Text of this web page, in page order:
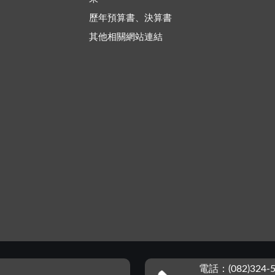
歷年預算書、決算書
其他相關網站連結
電話：(082)324-